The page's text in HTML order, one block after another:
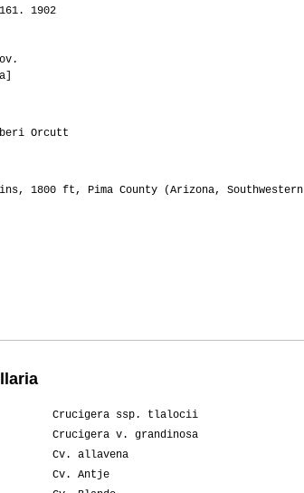
1902
Orcutt
1800 ft, Pima County (Arizona, Southwestern
Crucigera ssp. tlalocii
Crucigera v. grandinosa
Cv. allavena
Cv. Antje